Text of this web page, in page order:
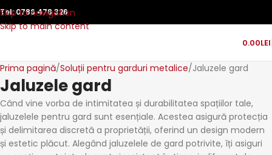
Skip to navigation
Skip to main content
Tel:0786 478 326
0.00LEI
Prima pagină Soluții pentru garduri metalice Jaluzele gard
Jaluzele gard
Când vine vorba de intimitatea și durabilitatea spațiilor tale,
jaluzelele pentru gard sunt esențiale. Acestea asigură protecția
și delimitarea discretă a proprietății, oferind un design modern
și estetic plăcut. Alegând jaluzelele de gard potrivite, îți asiguri